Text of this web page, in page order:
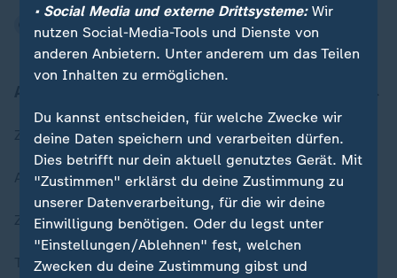
Zuletzt veröffentlicht
Aktuelle Sendungs-Videos
ZDFheute Stories
Themen im Überblick
• Social Media und externe Drittsysteme:Wir
nutzen Social-Media-Tools und Dienste von
anderen Anbietern. Unter anderem um das Teilen
von Inhalten zu ermöglichen.
Du kannst entscheiden, für welche Zwecke wir
deine Daten speichern und verarbeiten dürfen.
Dies betrifft nur dein aktuell genutztes Gerät. Mit
"Zustimmen" erklärst du deine Zustimmung zu
unserer Datenverarbeitung, für die wir deine
Einwilligung benötigen. Oder du legst unter
"Einstellungen/Ablehnen" fest, welchen
Zwecken du deine Zustimmung gibst und